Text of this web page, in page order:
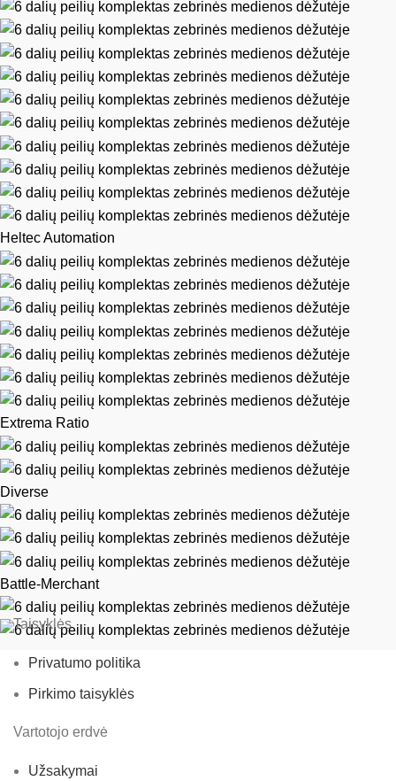
Heltec Automation
Extrema Ratio
Diverse
Battle-Merchant
Taisyklės
Privatumo politika
Pirkimo taisyklės
Vartotojo erdvė
Užsakymai